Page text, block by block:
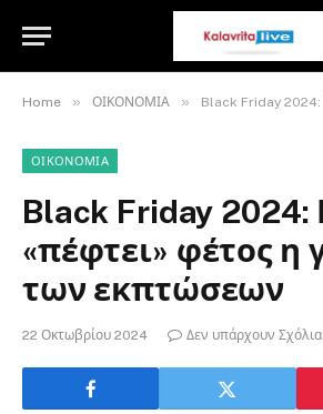
Home » ΟΙΚΟΝΟΜΙΑ » Black Friday 2024: Πότε
ΟΙΚΟΝΟΜΙΑ
Black Friday 2024:
«πέφτει» φέτος η
των εκπτώσεων
22 Οκτωβρίου 2024 Δεν υπάρχουν Σχόλια